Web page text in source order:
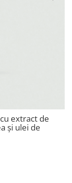
extract de
și ulei de